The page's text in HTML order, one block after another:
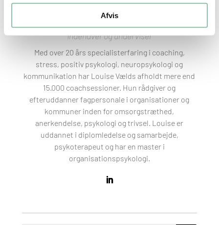
Afvis
Louise Vælds
Indehaver og underviser
Med over 20 års specialist­erfaring i coaching,
stress, positiv psykologi, neuropsykologi og
kommunikation har Louise Vælds afholdt mere end
15.000 coachsessioner. Hun rådgiver og
efteruddanner fagpersonale i organisationer og
kommuner inden for omsorgstræthed,
anerkendelse, psykologi og trivsel. Louise er
uddannet i diplomledelse og samarbejde,
psykoterapeut og har en master i
organisationspsykologi.